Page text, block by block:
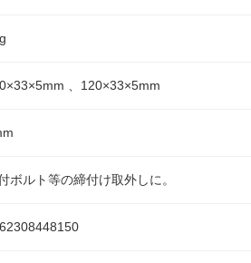
、120×33×5mm
ボルト等の締付け取外しに。